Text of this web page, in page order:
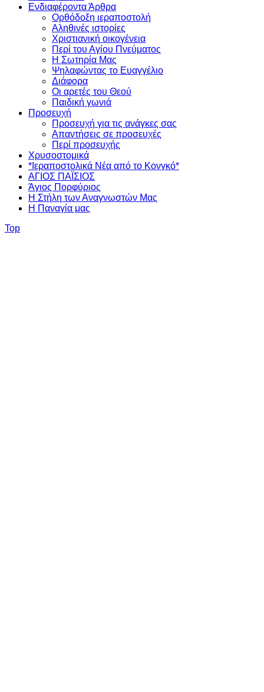
Ενδιαφέροντα Άρθρα
Ορθόδοξη ιεραποστολή
Αληθινές ιστορίες
Χριστιανική οικογένεια
Περί του Αγίου Πνεύματος
Η Σωτηρία Μας
Ψηλαφώντας το Ευαγγέλιο
Διάφορα
Οι αρετές του Θεού
Παιδική γωνιά
Προσευχή
Προσευχή για τις ανάγκες σας
Απαντήσεις σε προσευχές
Περί προσευχής
Χρυσοστομικά
*Ιεραποστολικά Νέα από το Κονγκό*
ΑΓΙΟΣ ΠΑΪΣΙΟΣ
Άγιος Πορφύριος
Η Στήλη των Αναγνωστών Mας
Η Παναγία μας
Top